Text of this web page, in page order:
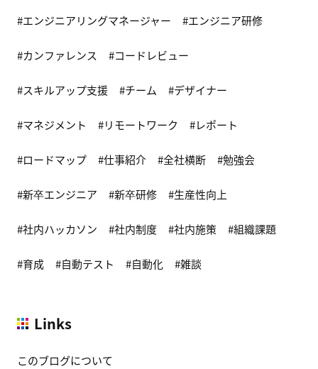
エンジニアリングマネージャー エンジニア研修
カンファレンス コードレビュー
スキルアップ支援 チーム デザイナー
マネジメント リモートワーク レポート
ロードマップ 仕事紹介 全社横断 勉強会
新卒エンジニア 新卒研修 生産性向上
社内ハッカソン 社内制度 社内施策 組織課題
育成 自動テスト 自動化 雑談
Links
このブログについて